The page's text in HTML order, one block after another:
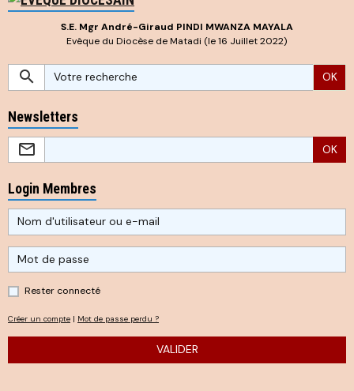
S.E. Mgr André-Giraud PINDI MWANZA MAYALA
Evêque du Diocèse de Matadi (le 16 Juillet 2022)
OK
Newsletters
OK
Login Membres
Rester connecté
Créer un compte | Mot de passe perdu ?
VALIDER